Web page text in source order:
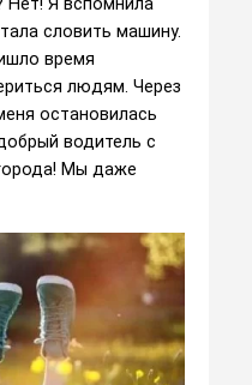
словить машину.
время
людям. Через
остановилась
водитель с
Мы даже